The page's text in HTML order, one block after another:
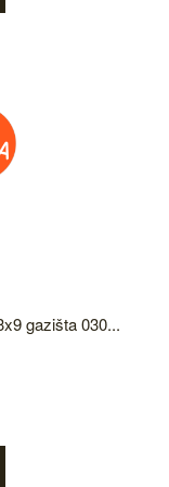
gazišta 030...